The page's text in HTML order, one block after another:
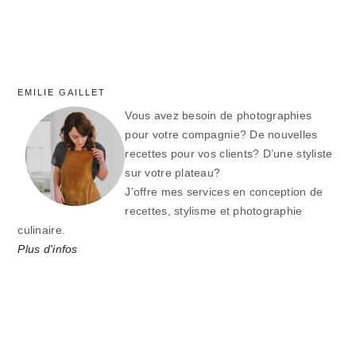
EMILIE GAILLET
Vous avez besoin de photographies
pour votre compagnie? De nouvelles
recettes pour vos clients? D’une styliste
sur votre plateau?
J’offre mes services en conception de
recettes, stylisme et photographie
culinaire.
Plus d'infos